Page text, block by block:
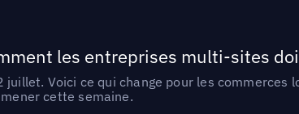
les entreprises multi-sites
Voici ce qui change pour les commerces
cette semaine.